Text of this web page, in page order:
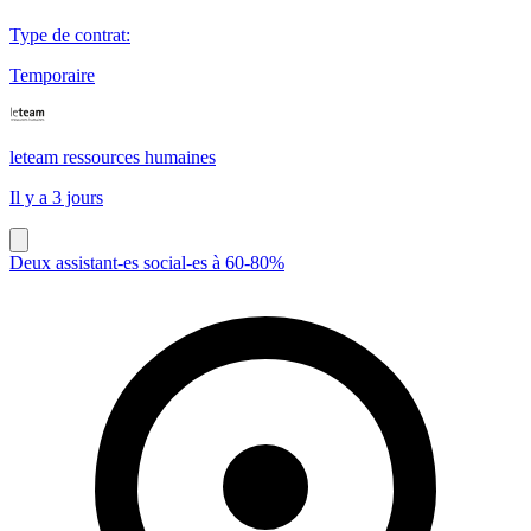
Type de contrat:
Temporaire
leteam ressources humaines
Il y a 3 jours
Deux assistant-es social-es à 60-80%